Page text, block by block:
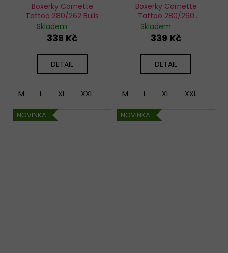
Boxerky Cornette
Tattoo 280/262 Bulls
Skladem
339 Kč
DETAIL
M L XL XXL
Boxerky Cornette
Tattoo 280/260
Monkey
Skladem
339 Kč
DETAIL
M L XL XXL
NOVINKA NOVINKA